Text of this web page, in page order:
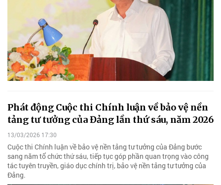
Phát động Cuộc thi Chính luận về bảo vệ nền
tảng tư tưởng của Đảng lần thứ sáu, năm 2026
13/03/2026 17:30
Cuộc thi Chính luận về bảo vệ nền tảng tư tưởng của Đảng bước
sang năm tổ chức thứ sáu, tiếp tục góp phần quan trọng vào công
tác tuyên truyền, giáo dục chính trị, bảo vệ nền tảng tư tưởng của
Đảng.